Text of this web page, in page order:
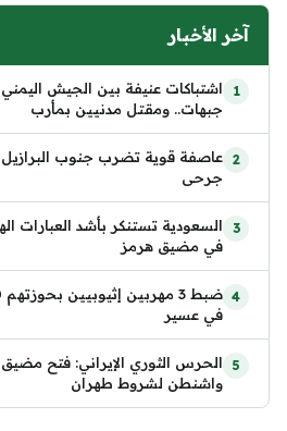
آخر الأخبار
اشتباكات عنيفة بين الجيش
جبهات.. ومقتل مدنيين بمأرب
عاصفة قوية تضرب جنوب
جرحى
السعودية تستنكر بأشد العبارات
في مضيق هرمز
في عسير
الحرس الثوري الإيراني: فتح
واشنطن لشروط طهران